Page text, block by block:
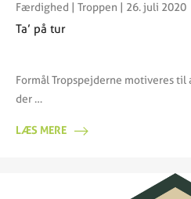
Færdighed Troppen | 26. juli 2020
Ta’ på tur
Formål Tropspejderne motiveres til
der …
LÆS MERE